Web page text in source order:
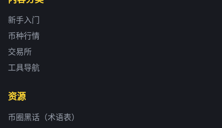
新手入门
币种行情
交易所
工具导航
资源
币圈黑话（术语表）